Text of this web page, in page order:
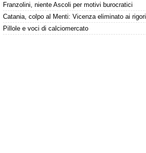
Franzolini, niente Ascoli per motivi burocratici
Catania, colpo al Menti: Vicenza eliminato ai rigori
Pillole e voci di calciomercato